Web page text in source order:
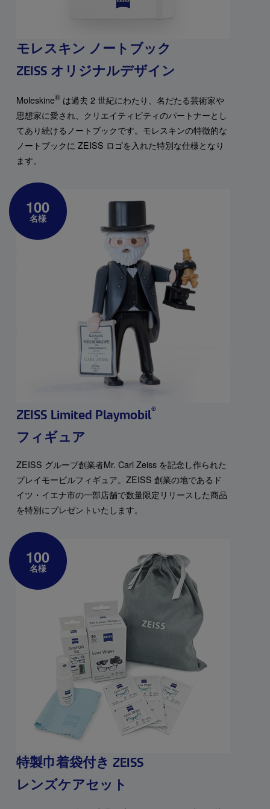
モレスキン ノートブック
ZEISS オリジナルデザイン
Moleskine®は過去 2 世紀にわたり、名だたる芸術家や
思想家に愛され、クリエイティビティのパートナーとし
てあり続けるノートブックです。モレスキンの特徴的な
ノートブックに ZEISS ロゴを入れた特別な仕様となり
ます。
100
名様
ZEISS Limited Playmobil®
フィギュア
ZEISS グループ創業者Mr. Carl Zeiss を記念し作られた
プレイモービルフィギュア。ZEISS 創業の地であるド
イツ・イエナ市の一部店舗で数量限定リリースした商品
を特別にプレゼントいたします。
100
名様
特製巾着袋付き ZEISS
レンズケアセット